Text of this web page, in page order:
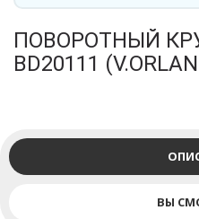
ПОВОРОТНЫЙ
BD20111
ВЫ